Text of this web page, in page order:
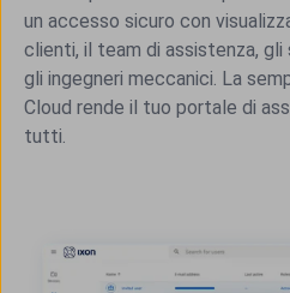
un accesso sicuro con
clienti, il team di assistenza,
gli ingegneri meccanici. La
Cloud rende il tuo portale di
tutti.